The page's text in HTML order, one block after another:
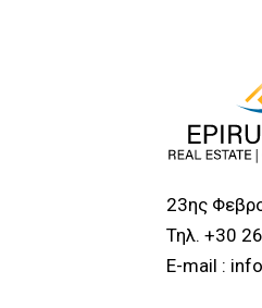
23ης
Τηλ. +30
E-mail :